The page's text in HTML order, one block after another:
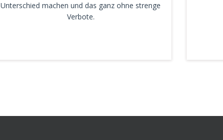
Unterschied machen und das ganz ohne strenge
Verbote.